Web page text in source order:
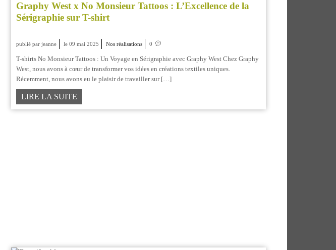
Graphy West x No Monsieur Tattoos : L’Excellence de la
Sérigraphie sur T-shirt
publié par jeanne le 09 mai 2025 Nos réalisations 0
T-shirts No Monsieur Tattoos : Un Voyage en Sérigraphie avec Graphy West Chez Graphy
West, nous avons à cœur de transformer vos idées en créations textiles uniques.
Récemment, nous avons eu le plaisir de travailler sur […]
LIRE LA SUITE